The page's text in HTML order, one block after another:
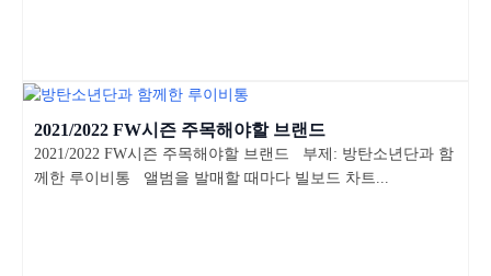
2021/2022 FW시즌 주목해야할 브랜드
2021/2022 FW시즌 주목해야할 브랜드 부제: 방탄소년단과 함
께한 루이비통 앨범을 발매할 때마다 빌보드 차트...